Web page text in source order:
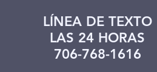
LÍNEA DE TEXTO
LAS 24 HORAS
706-768-1616